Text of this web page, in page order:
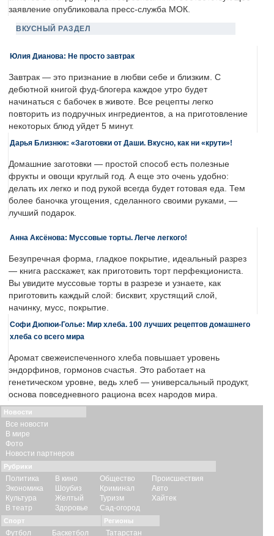
заявление опубликовала пресс-служба МОК.
ВКУСНЫЙ РАЗДЕЛ
Юлия Дианова: Не просто завтрак
Завтрак — это признание в любви себе и близким. С
дебютной книгой фуд-блогера каждое утро будет
начинаться с бабочек в животе. Все рецепты легко
повторить из подручных ингредиентов, а на приготовление
некоторых блюд уйдет 5 минут.
Дарья Близнюк: «Заготовки от Даши. Вкусно, как ни «крути»!
Домашние заготовки — простой способ есть полезные
фрукты и овощи круглый год. А еще это очень удобно:
делать их легко и под рукой всегда будет готовая еда. Тем
более баночка угощения, сделанного своими руками, —
лучший подарок.
Анна Аксёнова: Муссовые торты. Легче легкого!
Безупречная форма, гладкое покрытие, идеальный разрез
— книга расскажет, как приготовить торт перфекциониста.
Вы увидите муссовые торты в разрезе и узнаете, как
приготовить каждый слой: бисквит, хрустящий слой,
начинку, мусс, покрытие.
Софи Дюпюи-Голье: Мир хлеба. 100 лучших рецептов домашнего
хлеба со всего мира
Аромат свежеиспеченного хлеба повышает уровень
эндорфинов, гормонов счастья. Это работает на
генетическом уровне, ведь хлеб — универсальный продукт,
основа повседневного рациона всех народов мира.
Новости
Все новости
В мире
Фото
Новости партнеров
Рубрики
Политика
Экономика
Культура
В театр
В кино
Шоубиз
Желтый
Здоровье
Общество
Криминал
Туризм
Сад-огород
Происшествия
Авто
Хайтек
Спорт
Футбол Баскетбол
Регионы
Татарстан